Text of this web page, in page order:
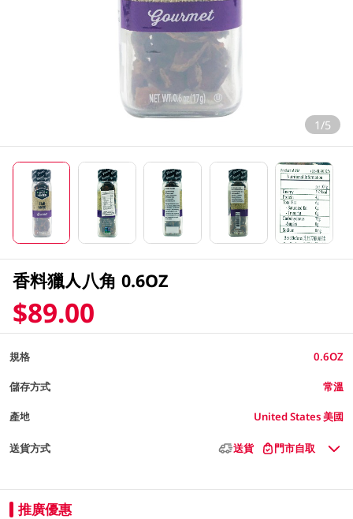
1/5
香料獵人八角 0.6OZ
$89.00
規格 0.6OZ
儲存方式 常溫
產地 United States 美國
送貨方式 送貨 門市自取
推廣優惠